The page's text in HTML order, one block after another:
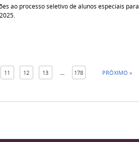
ao processo seletivo de alunos especiais para
11 12 13 178 PRÓXIMO »